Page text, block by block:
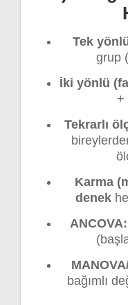
Tek
grup
İki yönlü
+
Tekrarlı
Karma
denek
ANCOVA:
bağımlı